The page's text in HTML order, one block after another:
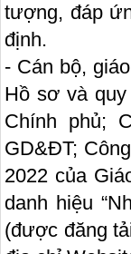
tượng, đáp
định.
- Cán bộ,
Hồ sơ và
Chính phủ;
GD&ĐT;
2022 của
danh hiệu
(được đăng